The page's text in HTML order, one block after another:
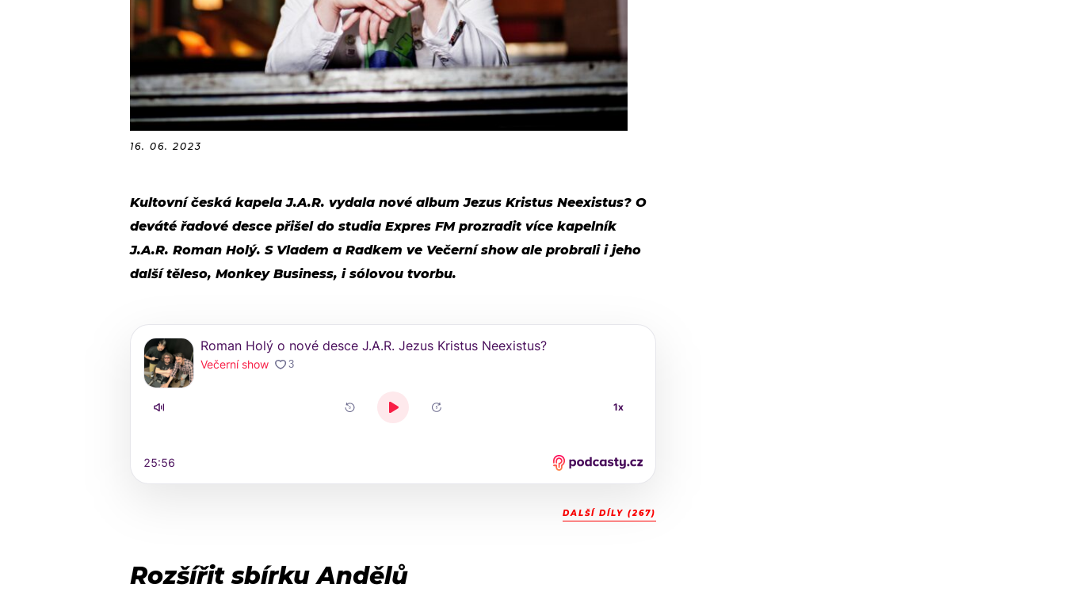
16. 06. 2023
Kultovní česká kapela J.A.R. vydala nové album Jezus Kristus Neexistus? O
deváté řadové desce přišel do studia Expres FM prozradit více kapelník
J.A.R. Roman Holý. S Vladem a Radkem ve Večerní show ale probrali i jeho
další těleso, Monkey Business, i sólovou tvorbu.
DALŠÍ DÍLY (267)
Rozšířit sbírku Andělů